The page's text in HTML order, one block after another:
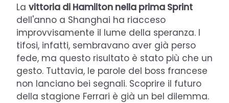
La vittoria di Hamilton nella prima Sprint
dell'anno a Shanghai ha riacceso
improvvisamente il lume della speranza. I
tifosi, infatti, sembravano aver già perso
fede, ma questo risultato è stato più che un
gesto. Tuttavia, le parole del boss francese
non lanciano bei segnali. Scoprire il futuro
della stagione Ferrari è già un bel dilemma.